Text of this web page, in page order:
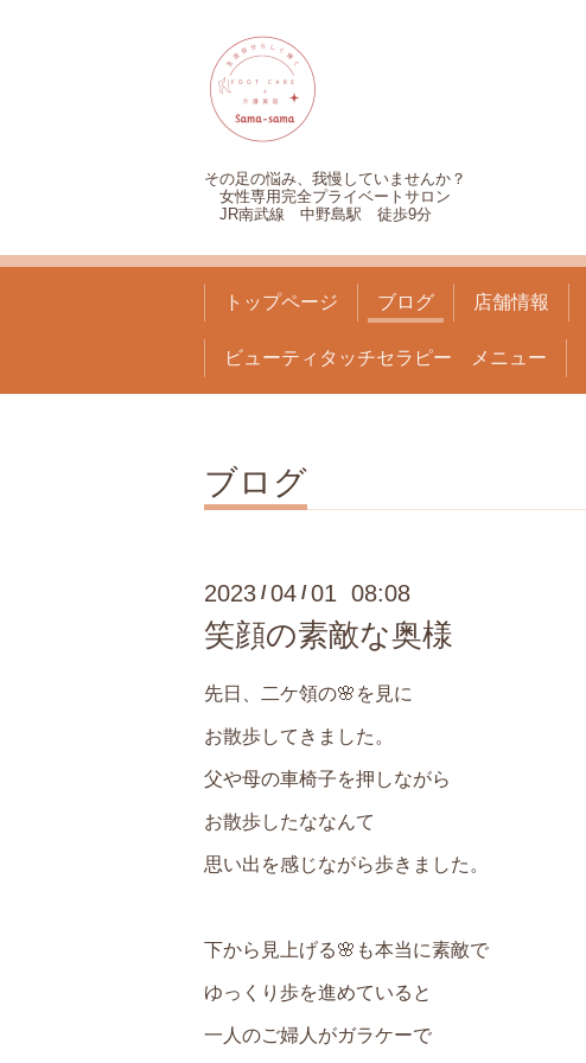
その足の悩み、我慢していませんか？
女性専用完全プライベートサロン
JR南武線 中野島駅 徒歩9分
トップページ ブログ 店舗情報
ビューティタッチセラピー メニュー
ブログ
2023 /04 /01 08:08
笑顔の素敵な奥様
先日、二ケ領の🌸を見に
お散歩してきました。
父や母の車椅子を押しながら
お散歩したななんて
思い出を感じながら歩きました。
下から見上げる🌸も本当に素敵で
ゆっくり歩を進めていると
一人のご婦人がガラケーで